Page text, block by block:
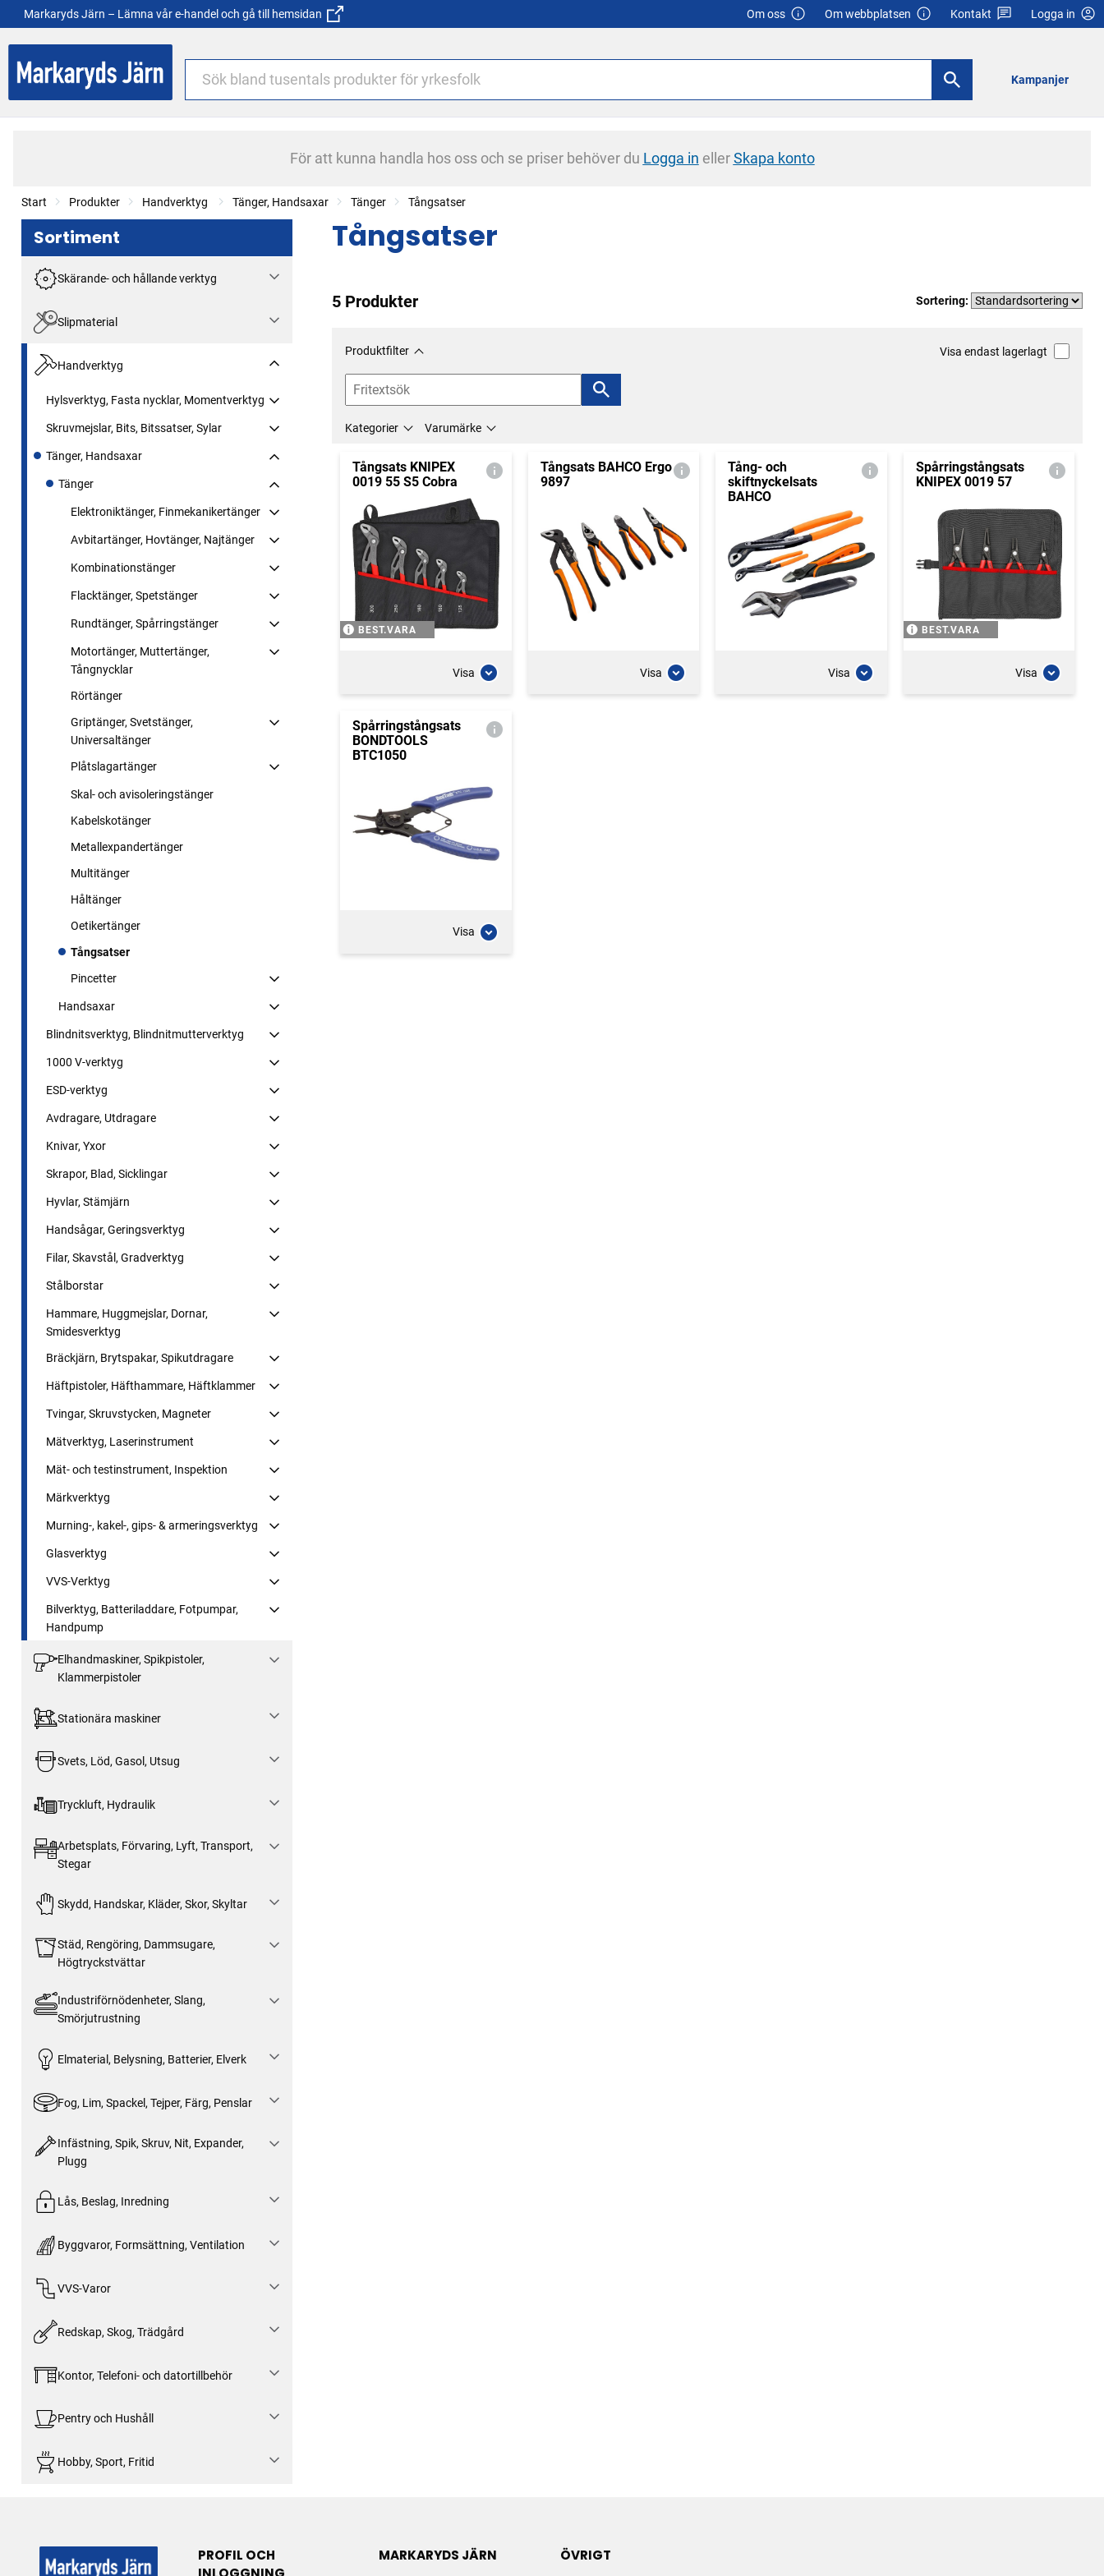
Markaryds Järn – Lämna vår e-handel och gå till hemsidan Om oss Om webbplatsen Kontakt Logga in
Kampanjer
För att kunna handla hos oss och se priser behöver du Logga in ellerSkapa konto
Start Produkter Handverktyg Tänger, Handsaxar Tänger Tångsatser
Sortiment
Skärande- och hållande verktyg
Slipmaterial
Handverktyg
Hylsverktyg, Fasta nycklar, Momentverktyg
Skruvmejslar, Bits, Bitssatser, Sylar
Tänger, Handsaxar
Tänger
Elektroniktänger, Finmekanikertänger
Avbitartänger, Hovtänger, Najtänger
Kombinationstänger
Flacktänger, Spetstänger
Rundtänger, Spårringstänger
Motortänger, Muttertänger,
Tångnycklar
Rörtänger
Griptänger, Svetstänger,
Universaltänger
Plåtslagartänger
Skal- och avisoleringstänger
Kabelskotänger
Metallexpandertänger
Multitänger
Håltänger
Oetikertänger
Tångsatser
Pincetter
Handsaxar
Blindnitsverktyg, Blindnitmutterverktyg
1000 V-verktyg
ESD-verktyg
Avdragare, Utdragare
Knivar, Yxor
Skrapor, Blad, Sicklingar
Hyvlar, Stämjärn
Handsågar, Geringsverktyg
Filar, Skavstål, Gradverktyg
Stålborstar
Hammare, Huggmejslar, Dornar,
Smidesverktyg
Bräckjärn, Brytspakar, Spikutdragare
Häftpistoler, Häfthammare, Häftklammer
Tvingar, Skruvstycken, Magneter
Mätverktyg, Laserinstrument
Mät- och testinstrument, Inspektion
Märkverktyg
Murning-, kakel-, gips- & armeringsverktyg
Glasverktyg
VVS-Verktyg
Bilverktyg, Batteriladdare, Fotpumpar,
Handpump
Elhandmaskiner, Spikpistoler,
Klammerpistoler
Stationära maskiner
Svets, Löd, Gasol, Utsug
Tryckluft, Hydraulik
Arbetsplats, Förvaring, Lyft, Transport,
Stegar
Skydd, Handskar, Kläder, Skor, Skyltar
Städ, Rengöring, Dammsugare,
Högtryckstvättar
Industriförnödenheter, Slang,
Smörjutrustning
Elmaterial, Belysning, Batterier, Elverk
Fog, Lim, Spackel, Tejper, Färg, Penslar
Infästning, Spik, Skruv, Nit, Expander,
Plugg
Lås, Beslag, Inredning
Byggvaror, Formsättning, Ventilation
VVS-Varor
Redskap, Skog, Trädgård
Kontor, Telefoni- och datortillbehör
Pentry och Hushåll
Hobby, Sport, Fritid
Tångsatser
5 Produkter Sortering:
Produktfilter Visa endast lagerlagt
Kategorier Varumärke
Tångsats KNIPEX
0019 55 S5 Cobra
BEST.VARA
Visa
Tångsats BAHCO Ergo
9897
Visa
Tång- och
skiftnyckelsats
BAHCO
Visa
Spårringstångsats
KNIPEX 0019 57
BEST.VARA
Visa
Spårringstångsats
BONDTOOLS
BTC1050
Visa
PROFIL OCH
MARKARYDS JÄRN ÖVRIGT